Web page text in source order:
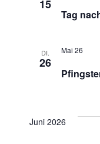
15
Tag
DI.
26
Mai 26
Juni 2026